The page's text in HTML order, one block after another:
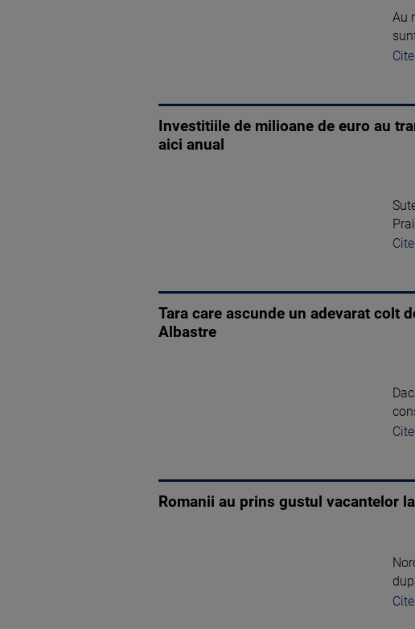
Au
Investitiile de milioane de euro au
aici anual
Tara care ascunde un adevarat colt
Albastre
Romanii au prins gustul vacantelor